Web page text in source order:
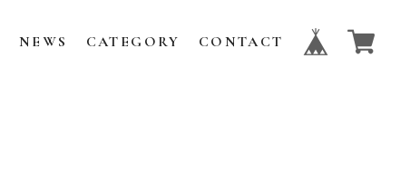
NEWS CATEGORY CONTACT